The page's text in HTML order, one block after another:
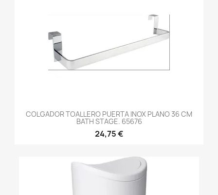
COLGADOR TOALLERO PUERTA INOX PLANO 36 CM
BATH STAGE. 65676
24,75 €